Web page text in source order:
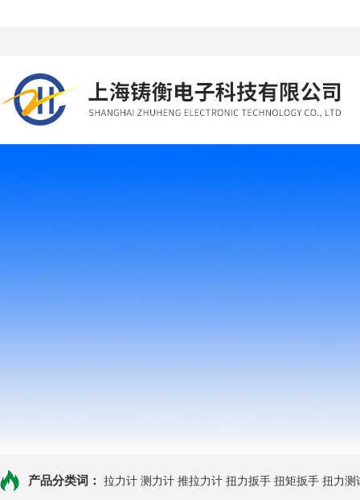
产品分类词： 拉力计 测力计 推拉力计 扭力扳手 扭矩扳手 扭力测